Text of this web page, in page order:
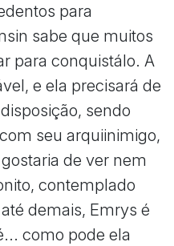
para
sabe que muitos
para conquistálo. A
e ela precisará de
sendo
seu arquiinimigo,
de ver nem
contemplado
demais, Emrys é
como pode ela